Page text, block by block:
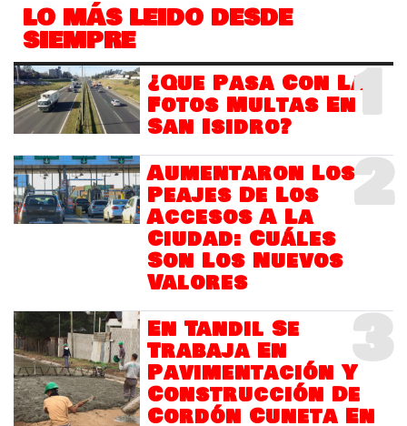
LO MÁS LEIDO DESDE
SIEMPRE
1
¿Que Pasa Con Las
Fotos Multas En
San Isidro?
2
Aumentaron Los
Peajes De Los
Accesos A La
Ciudad: Cuáles
Son Los Nuevos
Valores
3
En Tandil Se
Trabaja En
Pavimentación Y
Construcción De
Cordón Cuneta En